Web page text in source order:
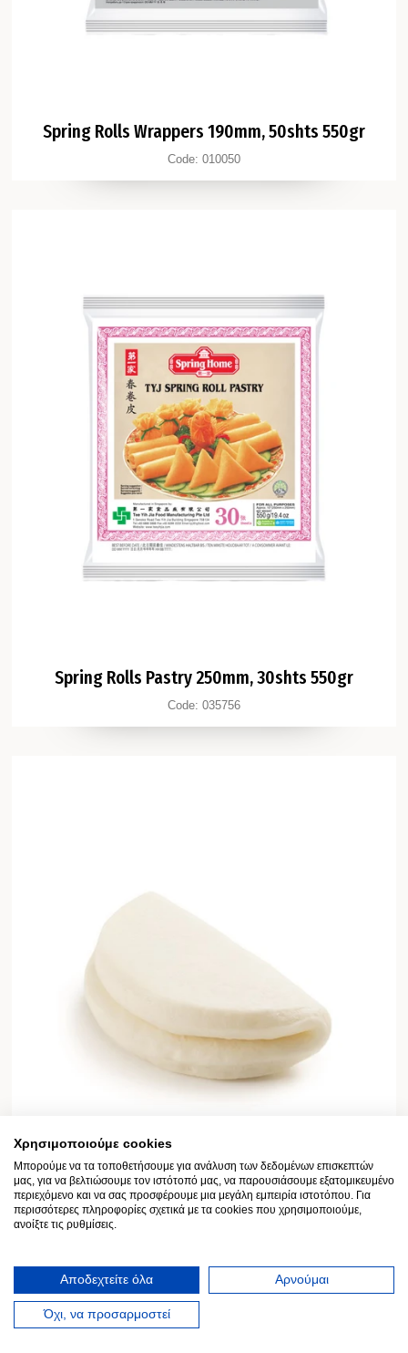
Spring Rolls Wrappers 190mm, 50shts 550gr
Code: 010050
Spring Rolls Pastry 250mm, 30shts 550gr
Code: 035756
Hirata Bao Bun (Gua Bao) Pastry Individual Pack
Code: 098744
Χρησιμοποιούμε cookies
Μπορούμε να τα τοποθετήσουμε για ανάλυση των δεδομένων επισκεπτών
μας, για να βελτιώσουμε τον ιστότοπό μας, να παρουσιάσουμε εξατομικευμένο
περιεχόμενο και να σας προσφέρουμε μια μεγάλη εμπειρία ιστοτόπου. Για
περισσότερες πληροφορίες σχετικά με τα cookies που χρησιμοποιούμε,
ανοίξτε τις ρυθμίσεις.
Αποδεχτείτε όλα Αρνούμαι
Όχι, να προσαρμοστεί